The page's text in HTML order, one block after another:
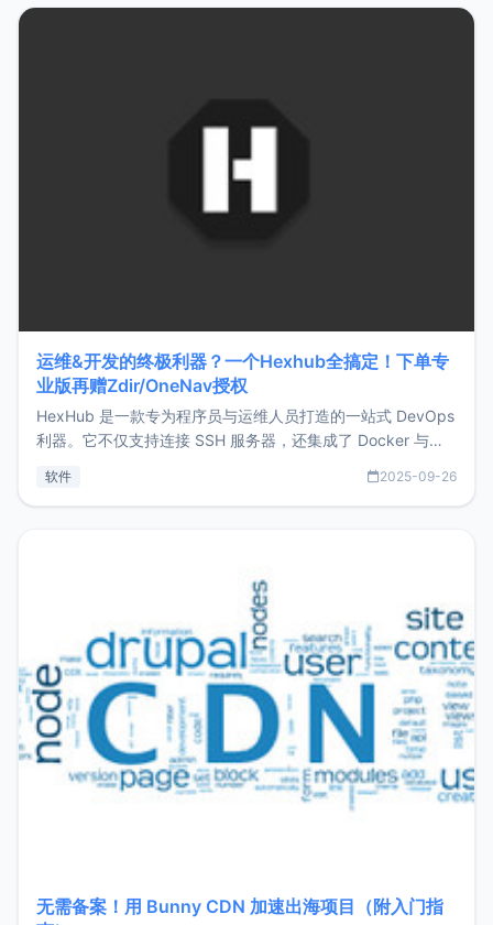
运维&开发的终极利器？一个Hexhub全搞定！下单专
业版再赠Zdir/OneNav授权
HexHub 是一款专为程序员与运维人员打造的一站式 DevOps
利器。它不仅支持连接 SSH 服务器，还集成了 Docker 与常
件间频繁切换，仅凭 HexHub 即可同时搞定运维与数据库操
软件 2025-09-26
无需备案！用 Bunny CDN 加速出海项目（附入门指